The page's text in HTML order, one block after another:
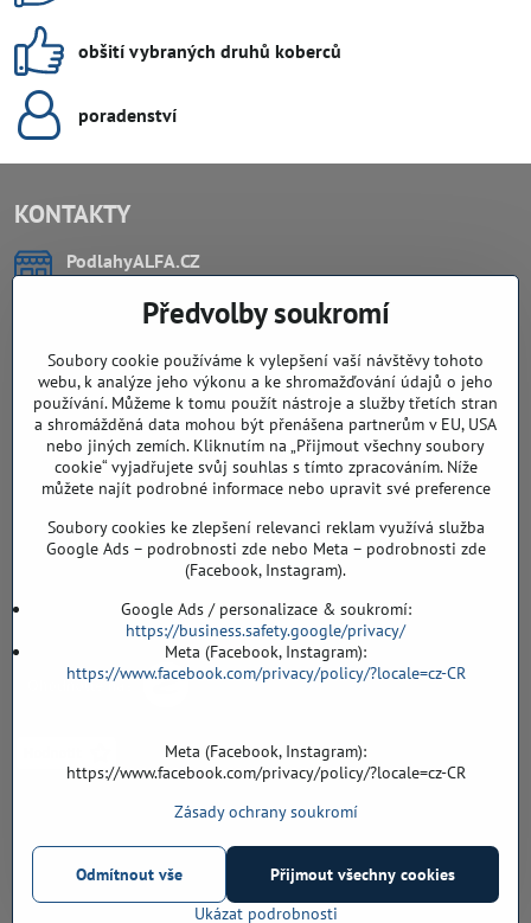
obšití vybraných druhů koberců
poradenství
KONTAKTY
PodlahyALFA​.CZ
Záříčí, ev.č. 54
768 11 Chropyně
DIČ: CZ8103114129
Sklad, vzorkovna PO TELEFONICKÉ DOMLUVĚ
Záříčí ev. č. 54
768 11 Chropyně
608 855 055
podlahyALFA​@seznam​.cz
©2026CopyrightPředvolby soukromíZásady ochrany soukromí
Předvolby soukromí
Soubory cookie používáme k vylepšení vaší návštěvy tohoto
webu, k analýze jeho výkonu a ke shromažďování údajů o jeho
používání. Můžeme k tomu použít nástroje a služby třetích stran
a shromážděná data mohou být přenášena partnerům v EU, USA
nebo jiných zemích. Kliknutím na „Přijmout všechny soubory
cookie“ vyjadřujete svůj souhlas s tímto zpracováním. Níže
můžete najít podrobné informace nebo upravit své preference
Soubory cookies ke zlepšení relevanci reklam využívá služba
Google Ads – podrobnosti zde nebo Meta – podrobnosti zde
(Facebook, Instagram).
Google Ads / personalizace & soukromí:
https://business.safety.google/privacy/
Meta (Facebook, Instagram):
https://www.facebook.com/privacy/policy/?locale=cz-CR
Meta (Facebook, Instagram):
https://www.facebook.com/privacy/policy/?locale=cz-CR
Zásady ochrany soukromí
Ukázat podrobnosti
Přijmout všechny cookies
Odmítnout vše